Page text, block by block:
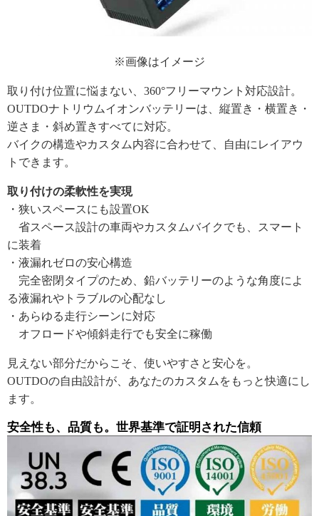
※画像はイメージ
取り付け位置に悩まない、360°フリーマウント対応設計。
OUTDOナトリウムイオンバッテリーは、縦置き・横置き・
逆さま・斜め置きすべてに対応。
バイクの構造やカスタム内容に合わせて、自由にレイアウ
トできます。
取り付けの柔軟性を実現
・狭いスペースにも設置OK
省スペース設計の車両やカスタムバイクでも、スマート
に装着
・液漏れゼロの安心構造
完全密閉タイプのため、鉛バッテリーのような角度によ
る液漏れやトラブルの心配なし
・あらゆる走行シーンに対応
オフロードや傾斜走行でも安全に稼働
見えない部分だからこそ、使いやすさと安心を。
OUTDOの自由設計が、あなたのカスタムをもっと快適にし
ます。
安全性も、品質も。世界基準で証明された信頼